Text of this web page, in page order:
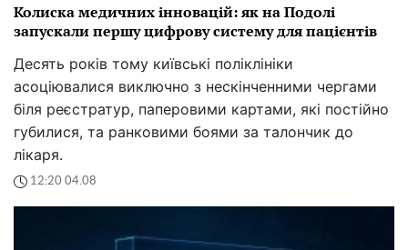
Колиска медичних інновацій: як на Подолі
запускали першу цифрову систему для пацієнтів
Десять років тому київські поліклініки
асоціювалися виключно з нескінченними чергами
біля реєстратур, паперовими картами, які постійно
губилися, та ранковими боями за талончик до
лікаря.
12:20 04.08